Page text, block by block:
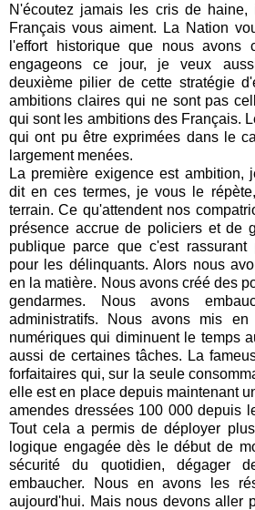
N'écoutez jamais les cris de
Français vous aiment. La Nation
l'effort historique que nous avons
engageons ce jour, je veux
deuxième pilier de cette stratégie
ambitions claires qui ne sont pas
qui sont les ambitions des Français.
qui ont pu être exprimées dans le
largement menées.
La première exigence est ambition,
dit en ces termes, je vous le
terrain. Ce qu'attendent nos
présence accrue de policiers et de
publique parce que c'est
pour les délinquants. Alors nous
en la matière. Nous avons créé des
gendarmes. Nous avons
administratifs. Nous avons mis
numériques qui diminuent le temps
aussi de certaines tâches. La
forfaitaires qui, sur la seule
elle est en place depuis maintenant
amendes dressées 100 000 depuis
Tout cela a permis de déployer
logique engagée dès le début de
sécurité du quotidien, dégager
embaucher. Nous en avons les
aujourd'hui. Mais nous devons aller